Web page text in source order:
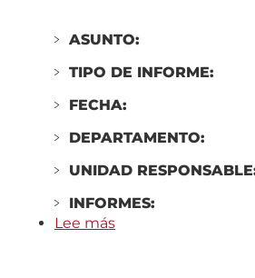
ASUNTO:
TIPO DE INFORME:
FECHA:
DEPARTAMENTO:
UNIDAD
INFORMES:
Lee más